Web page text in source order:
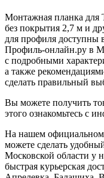
Монтажная планка
без покрытия 2,7 м и
для профиля доступны
Профиль-онлайн.ру в
с подробными
а также
сделать правильный
Вы можете получить
этого ознакомьтесь с
На нашем официальном
можете сделать
Московской области у
быстрая курьерская